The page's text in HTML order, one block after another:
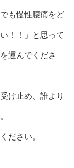
も慢性腰痛をど
！！」と思って
運んでくださ
け止め、誰より
ださい。